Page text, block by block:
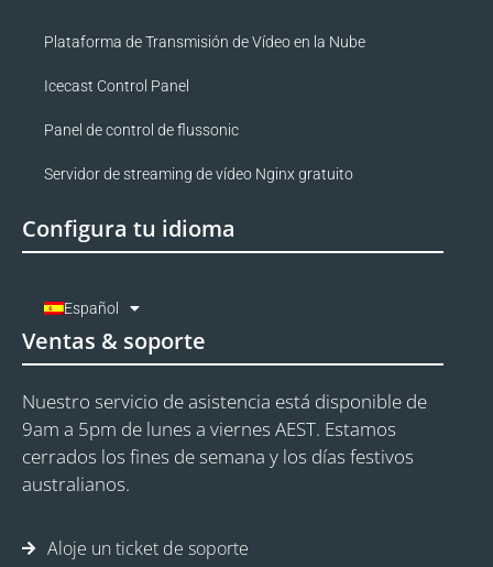
Plataforma de Transmisión de Vídeo en la Nube
Icecast Control Panel
Panel de control de flussonic
Servidor de streaming de vídeo Nginx gratuito
Configura tu idioma
Español
Ventas & soporte
Nuestro servicio de asistencia está disponible de
9am a 5pm de lunes a viernes AEST. Estamos
cerrados los fines de semana y los días festivos
australianos.
Aloje un ticket de soporte